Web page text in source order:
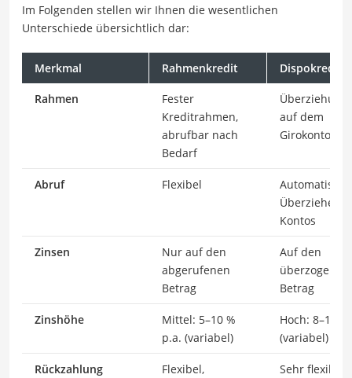
Im Folgenden stellen wir Ihnen die wesentlichen
Unterschiede übersichtlich dar:
Merkmal Rahmenkredit Dispokredit
Rahmen
Fester
Kreditrahmen,
abrufbar nach
Bedarf
auf dem
Girokonto
Abruf Flexibel
Automatisch
Überziehen
Kontos
Zinsen
Nur auf den
abgerufenen
Betrag
Auf den
überzogenen
Betrag
Zinshöhe
Mittel: 5–10 %
p.a. (variabel)
Hoch: 8–15
(variabel)
Rückzahlung
Flexibel,
Sehr flexibel,